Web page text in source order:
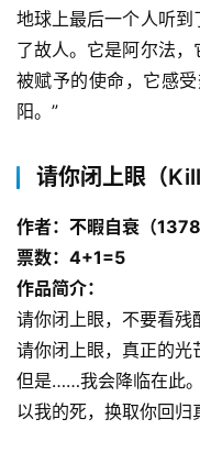
地球上最后一个人听到
了故人。它是阿尔法
被赋予的使命，它感
阳。”
请你闭上眼（
作者：不暇自衰（
票数：4+1=5
作品简介：
请你闭上眼，不要看残
请你闭上眼，真正的光
但是……我会降临在此。
以我的死，换取你回归